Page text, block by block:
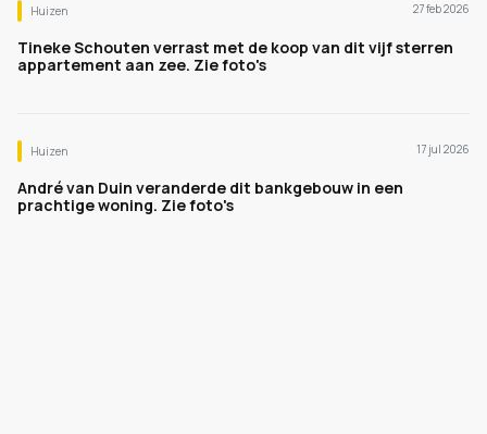
Huizen 27 feb 2026
Tineke Schouten verrast met de koop van dit vijf sterren
appartement aan zee. Zie foto's
Huizen 17 jul 2026
André van Duin veranderde dit bankgebouw in een
prachtige woning. Zie foto's